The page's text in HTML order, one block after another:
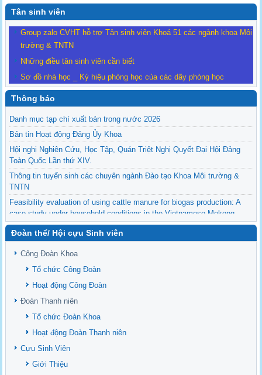
Tân sinh viên
Group zalo CVHT hỗ trợ Tân sinh viên Khoá 51 các ngành khoa Môi
trường & TNTN
Những điều tân sinh viên cần biết
Sơ đồ nhà học _ Ký hiệu phòng học của các dãy phòng học
Thông báo
Danh mục tạp chí xuất bản trong nước 2026
Bản tin Hoạt động Đảng Ủy Khoa
Hội nghị Nghiên Cứu, Học Tập, Quán Triệt Nghị Quyết Đại Hội Đảng
Toàn Quốc Lần thứ XIV.
Thông tin tuyển sinh các chuyên ngành Đào tạo Khoa Môi trường &
TNTN
Feasibility evaluation of using cattle manure for biogas production: A
case study under household conditions in the Vietnamese Mekong
Delta
Sediment properties in flood-based farming systems in the Vietnamese
upstream Mekong Delta
Danh mục tạp chí xuất bản Quốc Tế 2026
Danh Mục các Đề Tài NCKH cấp Tỉnh năm 2024
Văn bản - Quy định
Ban chấp hành Đảng bộ khoa
Đoàn thể/ Hội cựu Sinh viên
Công Đoàn Khoa
Tổ chức Công Đoàn
Hoạt động Công Đoàn
Đoàn Thanh niên
Tổ chức Đoàn Khoa
Hoạt động Đoàn Thanh niên
Cựu Sinh Viên
Giới Thiệu